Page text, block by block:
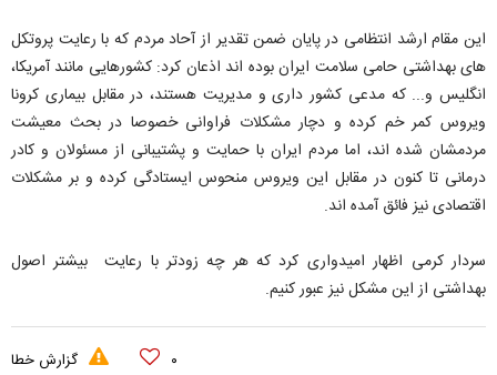
این مقام ارشد انتظامی در پایان ضمن تقدیر از آحاد مردم که با رعایت پروتکل
های بهداشتی حامی سلامت ایران بوده اند اذعان کرد: کشورهایی مانند آمریکا،
انگلیس و... که مدعی کشور داری و مدیریت هستند، در مقابل بیماری کرونا
ویروس کمر خم کرده و دچار مشکلات فراوانی خصوصا در بحث معیشت
مردمشان شده اند، اما مردم ایران با حمایت و پشتیبانی از مسئولان و کادر
درمانی تا کنون در مقابل این ویروس منحوس ایستادگی کرده و بر مشکلات
اقتصادی نیز فائق آمده اند.
سردار کرمی اظهار امیدواری کرد که هر چه زودتر با رعایت بیشتر اصول
بهداشتی از این مشکل نیز عبور کنیم.
۰ گزارش خطا